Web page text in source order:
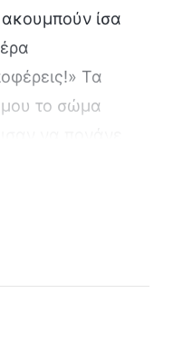
ίσα
Τα
το σώμα
φάω μια
εις